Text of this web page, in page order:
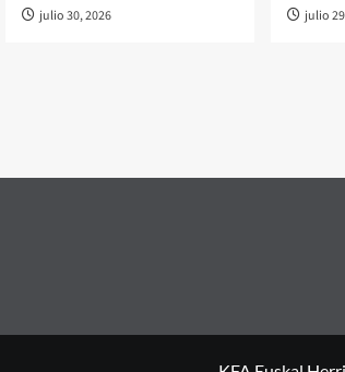
julio 30, 2026 julio